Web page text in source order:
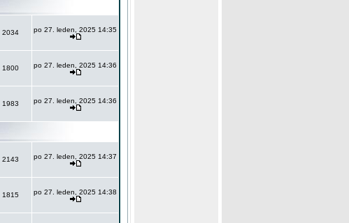
2034 po 27. leden, 2025 14:35
1800 po 27. leden, 2025 14:36
1983 po 27. leden, 2025 14:36
2143 po 27. leden, 2025 14:37
1815 po 27. leden, 2025 14:38